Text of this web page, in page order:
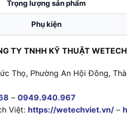
Trọng lượng sản phẩm
Phụ kiện
TY TNHH KỸ THUẬT
Thọ, Phường An Hội Đông,
– 0949.940.967
Việt: https://wetechviet.vn/ –